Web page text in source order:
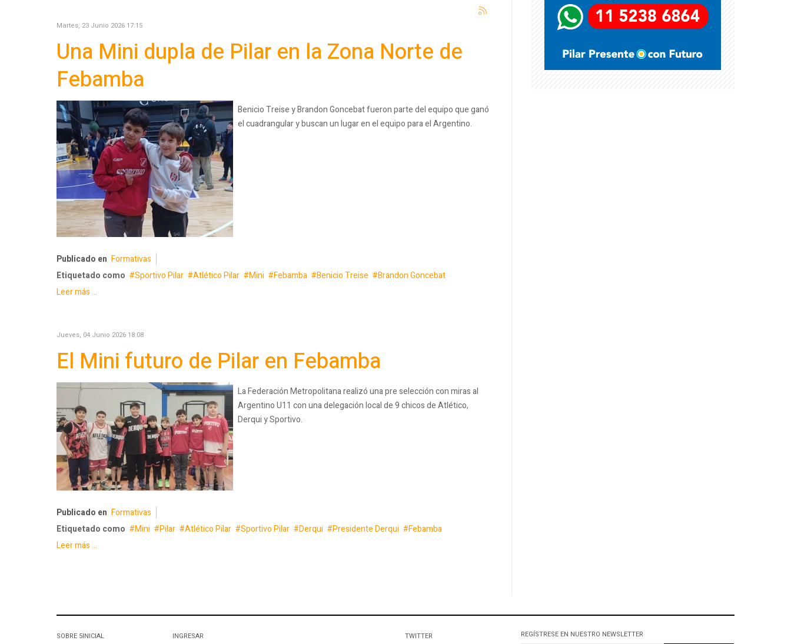
Martes, 23 Junio 2026 17:15
Una Mini dupla de Pilar en la Zona Norte de
Febamba
Benicio Treise y Brandon Goncebat fueron parte del equipo que ganó
el cuadrangular y buscan un lugar en el equipo para el Argentino.
Publicado en Formativas
Etiquetado como
Sportivo Pilar Atlético Pilar Mini Febamba Benicio Treise
Brandon Goncebat
Leer más ...
Jueves, 04 Junio 2026 18:08
El Mini futuro de Pilar en Febamba
La Federación Metropolitana realizó una pre selección con miras al
Argentino U11 con una delegación local de 9 chicos de Atlético,
Derqui y Sportivo.
Publicado en Formativas
Etiquetado como
Mini Pilar Atlético Pilar Sportivo Pilar Derqui Presidente Derqui
Febamba
Leer más ...
SOBRE 5INICIAL INGRESAR TWITTER REGÍSTRESE EN NUESTRO NEWSLETTER